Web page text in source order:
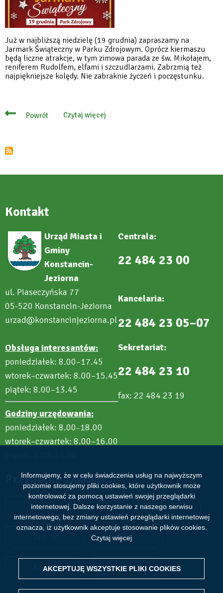
Informujemy, że w celu świadczenia usług na najwyższym
poziomie stosujemy pliki cookies, które użytkownik może
kontrolować za pomocą ustawień swojej przeglądarki
internetowej. Dalsze korzystanie z naszego serwisu
internetowego, bez zmiany ustawień przeglądarki internetowej
oznacza, iż użytkownik akceptuje stosowanie plików cookies.
Czytaj więcej
AKCEPTUJĘ WSZYSTKIE PLIKI COOKIES
WITHDRAW CONSENT
Już w najbliższą niedzielę (19 grudnia) zapraszamy na
Jarmark Świąteczny w Parku Zdrojowym. Oprócz kiermaszu
będą liczne atrakcje, w tym zimowa parada ze św. Mikołajem,
reniferem Rudolfem, elfami i szczudlarzami. Zabrzmią też
najpiękniejsze kolędy. Nie zabraknie życzeń i poczęstunku.
Powrót Czytaj więcej
o
Kontakt
Urząd Miasta i
Gminy
Konstancin-
Jeziorna
ul. Piaseczyńska 77
05-520 Konstancin-Jeziorna
urzad@konstancinjeziorna.pl
Obsługa interesantów:
poniedziałek: 8.00–17.45
wtorek–czwartek: 8.00–15.45
piątek: 8.00–13.45
Godziny urzędowania:
poniedziałek: 8.00–18.00
wtorek–czwartek: 8.00–16.00
Centrala:
22 484 23 00
Kancelaria:
22 484 23 05–07
Sekretariat:
22 484 23 10
fax: 22 484 23 19
Przydatne zakładki
Aktualności Wydarzenia
Filmy
Kultura Sport